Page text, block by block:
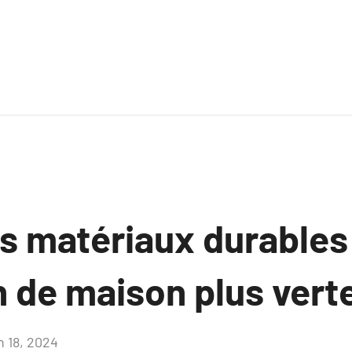
matériaux
de maison plus
18, 2024